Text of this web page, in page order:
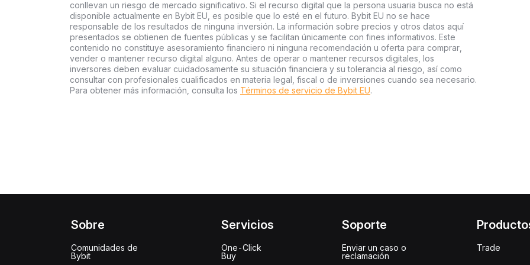
conllevan un riesgo de mercado significativo. Si el recurso digital que la persona usuaria busca no está
disponible actualmente en Bybit EU, es posible que lo esté en el futuro. Bybit EU no se hace
responsable de los resultados de ninguna inversión. La información sobre precios y otros datos aquí
presentados se obtienen de fuentes públicas y se facilitan únicamente con fines informativos. Este
contenido no constituye asesoramiento financiero ni ninguna recomendación u oferta para comprar,
vender o mantener recurso digital alguno. Antes de operar o mantener recursos digitales, los
inversores deben evaluar cuidadosamente su situación financiera y su tolerancia al riesgo, así como
consultar con profesionales cualificados en materia legal, fiscal o de inversiones cuando sea necesario.
Para obtener más información, consulta los Términos de servicio de Bybit EU.
Sobre
Comunidades de
Bybit
Servicios
One-Click
Buy
Soporte
Enviar un caso o
reclamación
Trade